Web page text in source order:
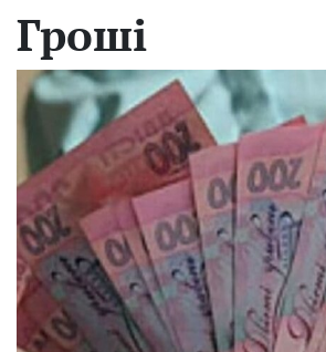
Гроші